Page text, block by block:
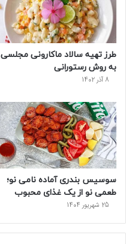
ک
طرز تهیه سالاد ماكارونی مجلسی
به روش رستورانی
8 آذر 1402
سوسیس بندری آماده نامی نو؛
طعمی نو از یک غذای محبوب
25 شهریور 1404